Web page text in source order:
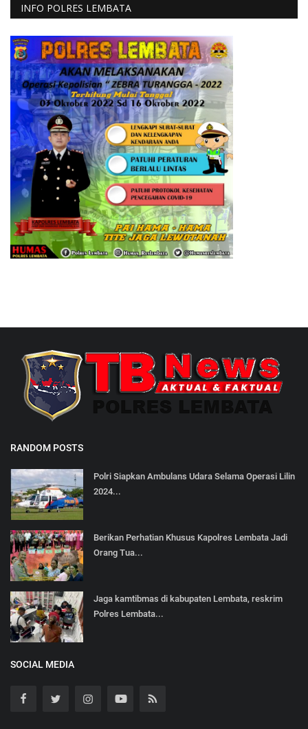
INFO POLRES LEMBATA
RANDOM POSTS
Polri Siapkan Ambulans Udara Selama Operasi Lilin
2024...
Berikan Perhatian Khusus Kapolres Lembata Jadi
Orang Tua...
Jaga kamtibmas di kabupaten Lembata, reskrim
Polres Lembata...
SOCIAL MEDIA